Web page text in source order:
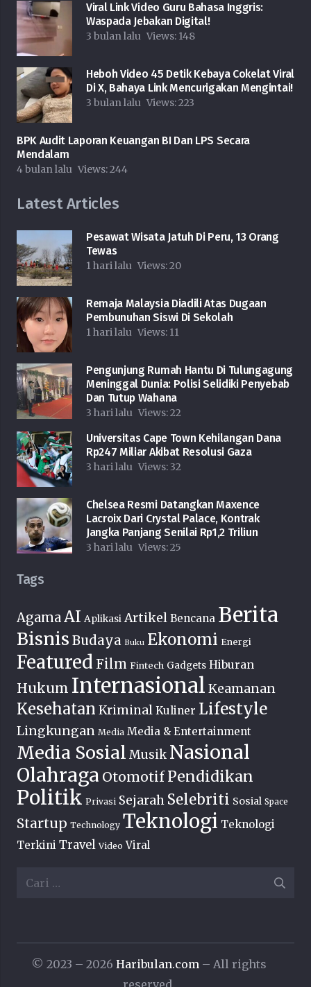
Viral Link Video Guru Bahasa Inggris:
Waspada Jebakan Digital!
3 bulan lalu Views: 148
Heboh Video 45 Detik Kebaya Cokelat Viral
Di X, Bahaya Link Mencurigakan Mengintai!
3 bulan lalu Views:223
BPK Audit Laporan Keuangan BI Dan LPS Secara
Mendalam
4 bulan lalu Views:244
Latest Articles
Pesawat Wisata Jatuh Di Peru, 13 Orang
Tewas
1 hari lalu Views:20
Remaja Malaysia Diadili Atas Dugaan
Pembunuhan Siswi Di Sekolah
1 hari lalu Views: 11
Pengunjung Rumah Hantu Di Tulungagung
Meninggal Dunia: Polisi Selidiki Penyebab
Dan Tutup Wahana
3 hari lalu Views:22
Universitas Cape Town Kehilangan Dana
Rp247 Miliar Akibat Resolusi Gaza
3 hari lalu Views: 32
Chelsea Resmi Datangkan Maxence
Lacroix Dari Crystal Palace, Kontrak
Jangka Panjang Senilai Rp1,2 Triliun
3 hari lalu Views:25
Tags
AgamaAI Aplikasi Artikel Bencana Berita
Bisnis Budaya Buku Ekonomi Energi
Featured Film Fintech Gadgets Hiburan
Hukum Internasional Keamanan
Kesehatan Kriminal Kuliner Lifestyle
Lingkungan Media Media & Entertainment
Media Sosial Musik Nasional
Olahraga Otomotif Pendidikan
Politik Privasi Sejarah Selebriti Sosial Space
Startup Technology Teknologi Teknologi
Terkini Travel Video Viral
Cari
© 2023 – 2026 Haribulan.com – All rights
reserved.